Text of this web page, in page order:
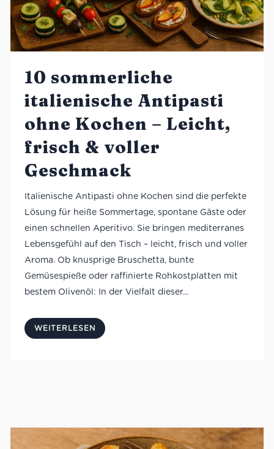
10 sommerliche
italienische Antipasti
ohne Kochen – Leicht,
frisch & voller
Geschmack
Italienische Antipasti ohne Kochen sind die perfekte
Lösung für heiße Sommertage, spontane Gäste oder
einen schnellen Aperitivo. Sie bringen mediterranes
Lebensgefühl auf den Tisch – leicht, frisch und voller
Aroma. Ob knusprige Bruschetta, bunte
Gemüsespieße oder raffinierte Rohkostplatten mit
bestem Olivenöl: In der Vielfalt dieser...
WEITERLESEN